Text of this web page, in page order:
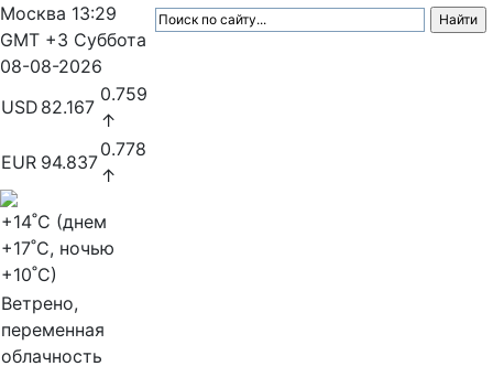
Москва 13:29
GMT +3 Суббота
08-08-2026
USD 82.167
0.759
↑
EUR 94.837
0.778
↑
+14˚C (днем
+17˚C, ночью
+10˚C)
Ветрено,
переменная
облачность